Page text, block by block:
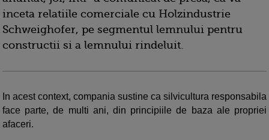
inceta relatiile comerciale cu Holzindustrie
Schweighofer, pe segmentul lemnului pentru
constructii si a lemnului rindeluit.
In acest context, compania sustine ca silvicultura responsabila
face parte, de multi ani, din principiile de baza ale propriei
afaceri.